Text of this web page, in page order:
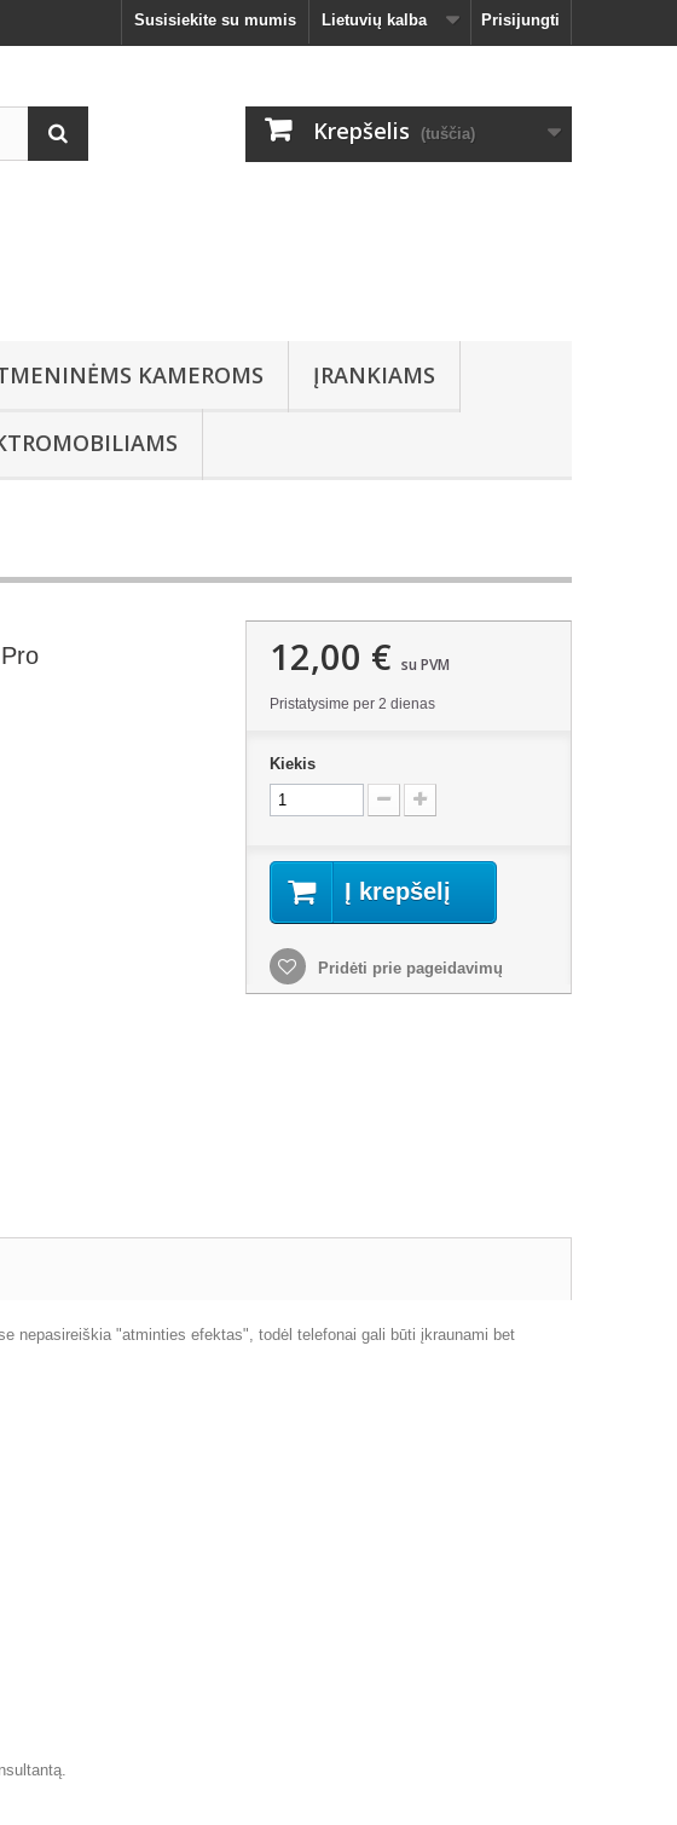
Prisijungti
Lietuvių kalba
Susisiekite su mumis
Krepšelis (tuščia)
KAMEROMS ĮRANKIAMS
12,00 € su PVM
Pristatysime per 2 dienas
Kiekis
Į krepšelį
Pridėti prie pageidavimų
nepasireiškia "atminties efektas", todėl telefonai gali būti įkraunami bet